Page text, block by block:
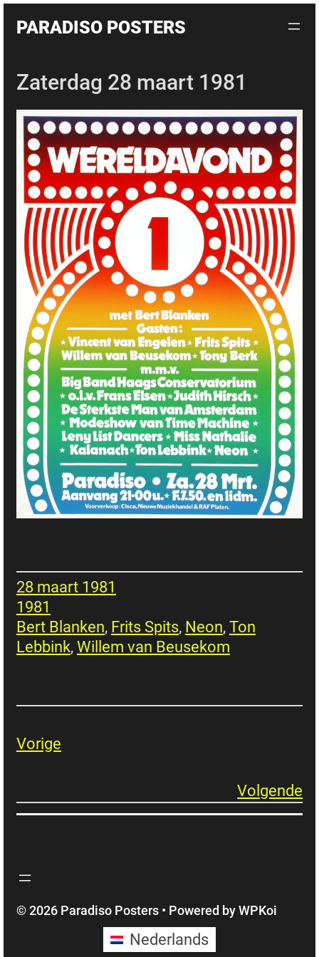
PARADISO POSTERS
Zaterdag 28 maart 1981
28 maart 1981
1981
Bert Blanken, Frits Spits, Neon, Ton
Lebbink, Willem van Beusekom
Vorige
Volgende
© 2026 Paradiso Posters• Powered byWPKoi
Nederlands